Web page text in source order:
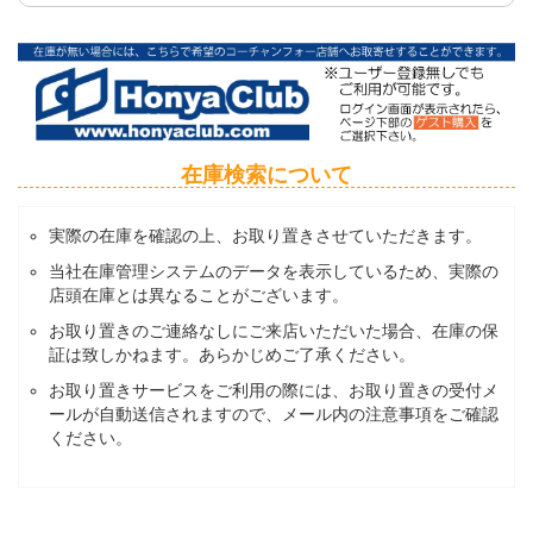
在庫検索について
実際の在庫を確認の上、お取り置きさせていただきます。
当社在庫管理システムのデータを表示しているため、実際の
店頭在庫とは異なることがございます。
お取り置きのご連絡なしにご来店いただいた場合、在庫の保
証は致しかねます。あらかじめご了承ください。
お取り置きサービスをご利用の際には、お取り置きの受付メ
ールが自動送信されますので、メール内の注意事項をご確認
ください。